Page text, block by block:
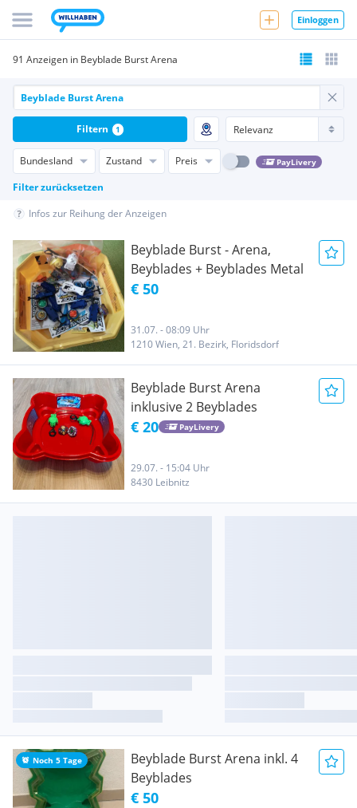
Einloggen
91 Anzeigen in Beyblade Burst Arena
Bundesland Zustand Preis PayLivery
Filter zurücksetzen
Filtern 1
Infos zur Reihung der Anzeigen
Beyblade Burst - Arena,
Beyblades + Beyblades Metal
€ 50
31.07. - 08:09 Uhr
1210 Wien, 21. Bezirk, Floridsdorf
Beyblade Burst Arena
inklusive 2 Beyblades
€ 20 PayLivery
29.07. - 15:04 Uhr
8430 Leibnitz
Noch 5 Tage
Beyblade Burst Arena inkl. 4
Beyblades
€ 50